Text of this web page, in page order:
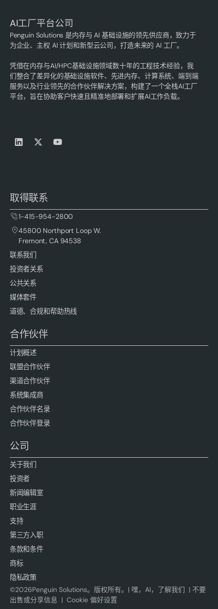
AI工厂平台公司
Penguin Solutions 是内存与 AI 基础设施的领先供应商，致力于
为企业、主权 AI 计划和新型云公司，打造未来的 AI 工厂。
凭借在内存与AI/HPC基础设施领域数十年的工程技术经验，我
们整合了差异化的基础设施软件、先进内存、计算系统、端到端
服务以及行业领先的合作伙伴解决方案，构建了一个全栈AI工厂
平台，旨在协助客户快速且精准地部署和扩展AI工作负载。
取得联系
1-415-954-2800
45800 Northport Loop W.
Fremont, CA 94538
联系我们
投资者关系
公共关系
媒体套件
道德、合规和帮助热线
合作伙伴
计划概述
联盟合作伙伴
渠道合作伙伴
系统集成商
合作伙伴名录
合作伙伴登录
公司
关于我们
投资者
新闻编辑室
职业生涯
支持
第三方入职
条款和条件
商标
隐私政策
©2026Penguin Solutions。版权所有。|嘿，AI，了解我们 |不要
出售或分享信息
| Cookie 偏好设置